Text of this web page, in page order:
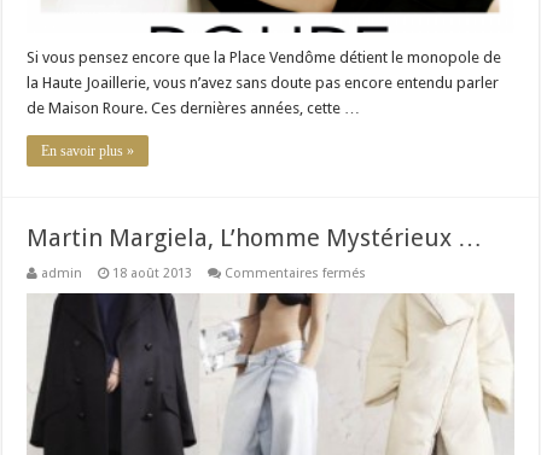
Si vous pensez encore que la Place Vendôme détient le monopole de
la Haute Joaillerie, vous n’avez sans doute pas encore entendu parler
de Maison Roure. Ces dernières années, cette …
En savoir plus »
Martin Margiela, L’homme Mystérieux …
admin 18 août 2013 Commentaires fermés
Margiela,
Mystérieux